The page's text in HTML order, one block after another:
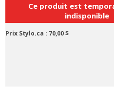
Ce produit est
indisponible
Prix Stylo.ca : 70,00 $